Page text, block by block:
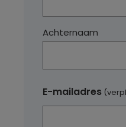
Achternaam
E-mailadres